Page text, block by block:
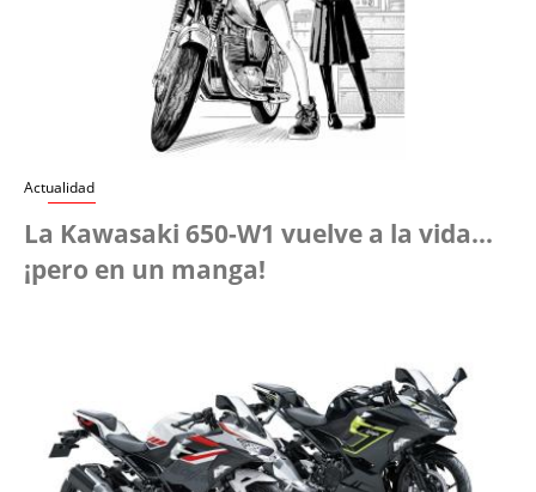
Actualidad
La Kawasaki 650-W1 vuelve a la vida...
¡pero en un manga!